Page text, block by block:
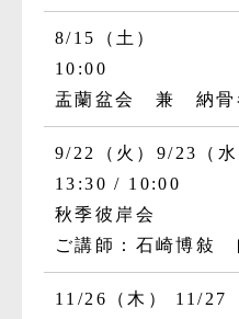
8/15（土）
10:00
盂蘭盆会 兼 納骨
9/22（火） 9/23（水
13:30
10:00
秋季彼岸会
ご講師：石崎博敍
11/26（木） 11/27